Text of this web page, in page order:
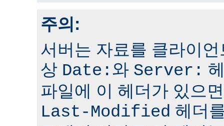
주의:
서버는 자료를 클라이
상 Date: 와 Server:
파일에 이 헤더가 있으
Last-Modified 헤더